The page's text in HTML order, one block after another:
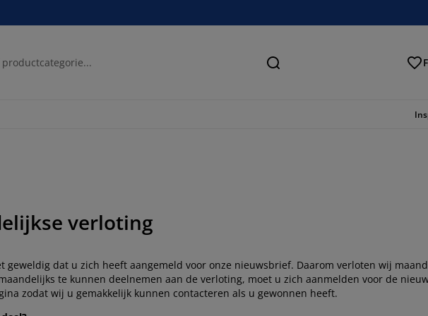
Zoeken
verloting
geweldig dat u zich heeft aangemeld voor onze nieuwsbrief. Daarom verloten wij
te kunnen deelnemen aan de verloting, moet u zich aanmelden voor de
zodat wij u gemakkelijk kunnen contacteren als u gewonnen heeft.